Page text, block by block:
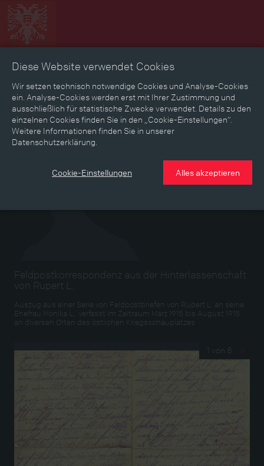
Zeitbild Zeitreise Landkarte Erinnerungen
Mediathek Textmodus
Feldpostkorrespondenz aus der Hinterlassenschaft
von Rupert L.
Auszug aus einer Serie von Feldpostbriefen von Rupert L. an seine
Ehefrau Monika L., verfasst im Zeitraum März 1915 bis August 1915
an diversen Orten des östlichen Kriegsschauplatzes
1 von 8 ›
Diese Website verwendet Cookies
Wir setzen technisch notwendige Cookies und Analyse-Cookies
ein. Analyse-Cookies werden erst mit Ihrer Zustimmung und
ausschließlich für statistische Zwecke verwendet. Details zu den
einzelnen Cookies finden Sie in den „Cookie-Einstellungen“.
Weitere Informationen finden Sie in unserer
Datenschutzerklärung.
Cookie-Einstellungen Alles akzeptieren